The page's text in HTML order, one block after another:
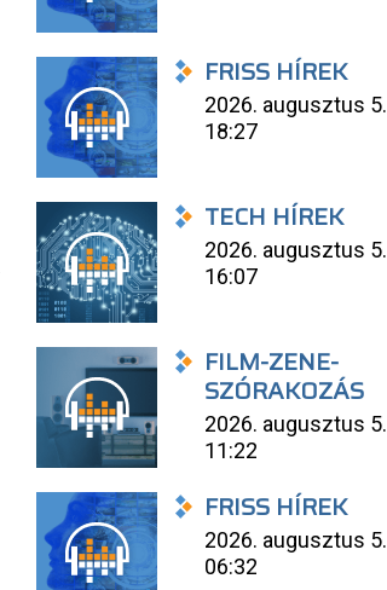
FRISS HÍREK
2026. augusztus 5.
18:27
TECH HÍREK
2026. augusztus 5.
16:07
FILM-ZENE-
SZÓRAKOZÁS
2026. augusztus 5.
11:22
FRISS HÍREK
2026. augusztus 5.
06:32